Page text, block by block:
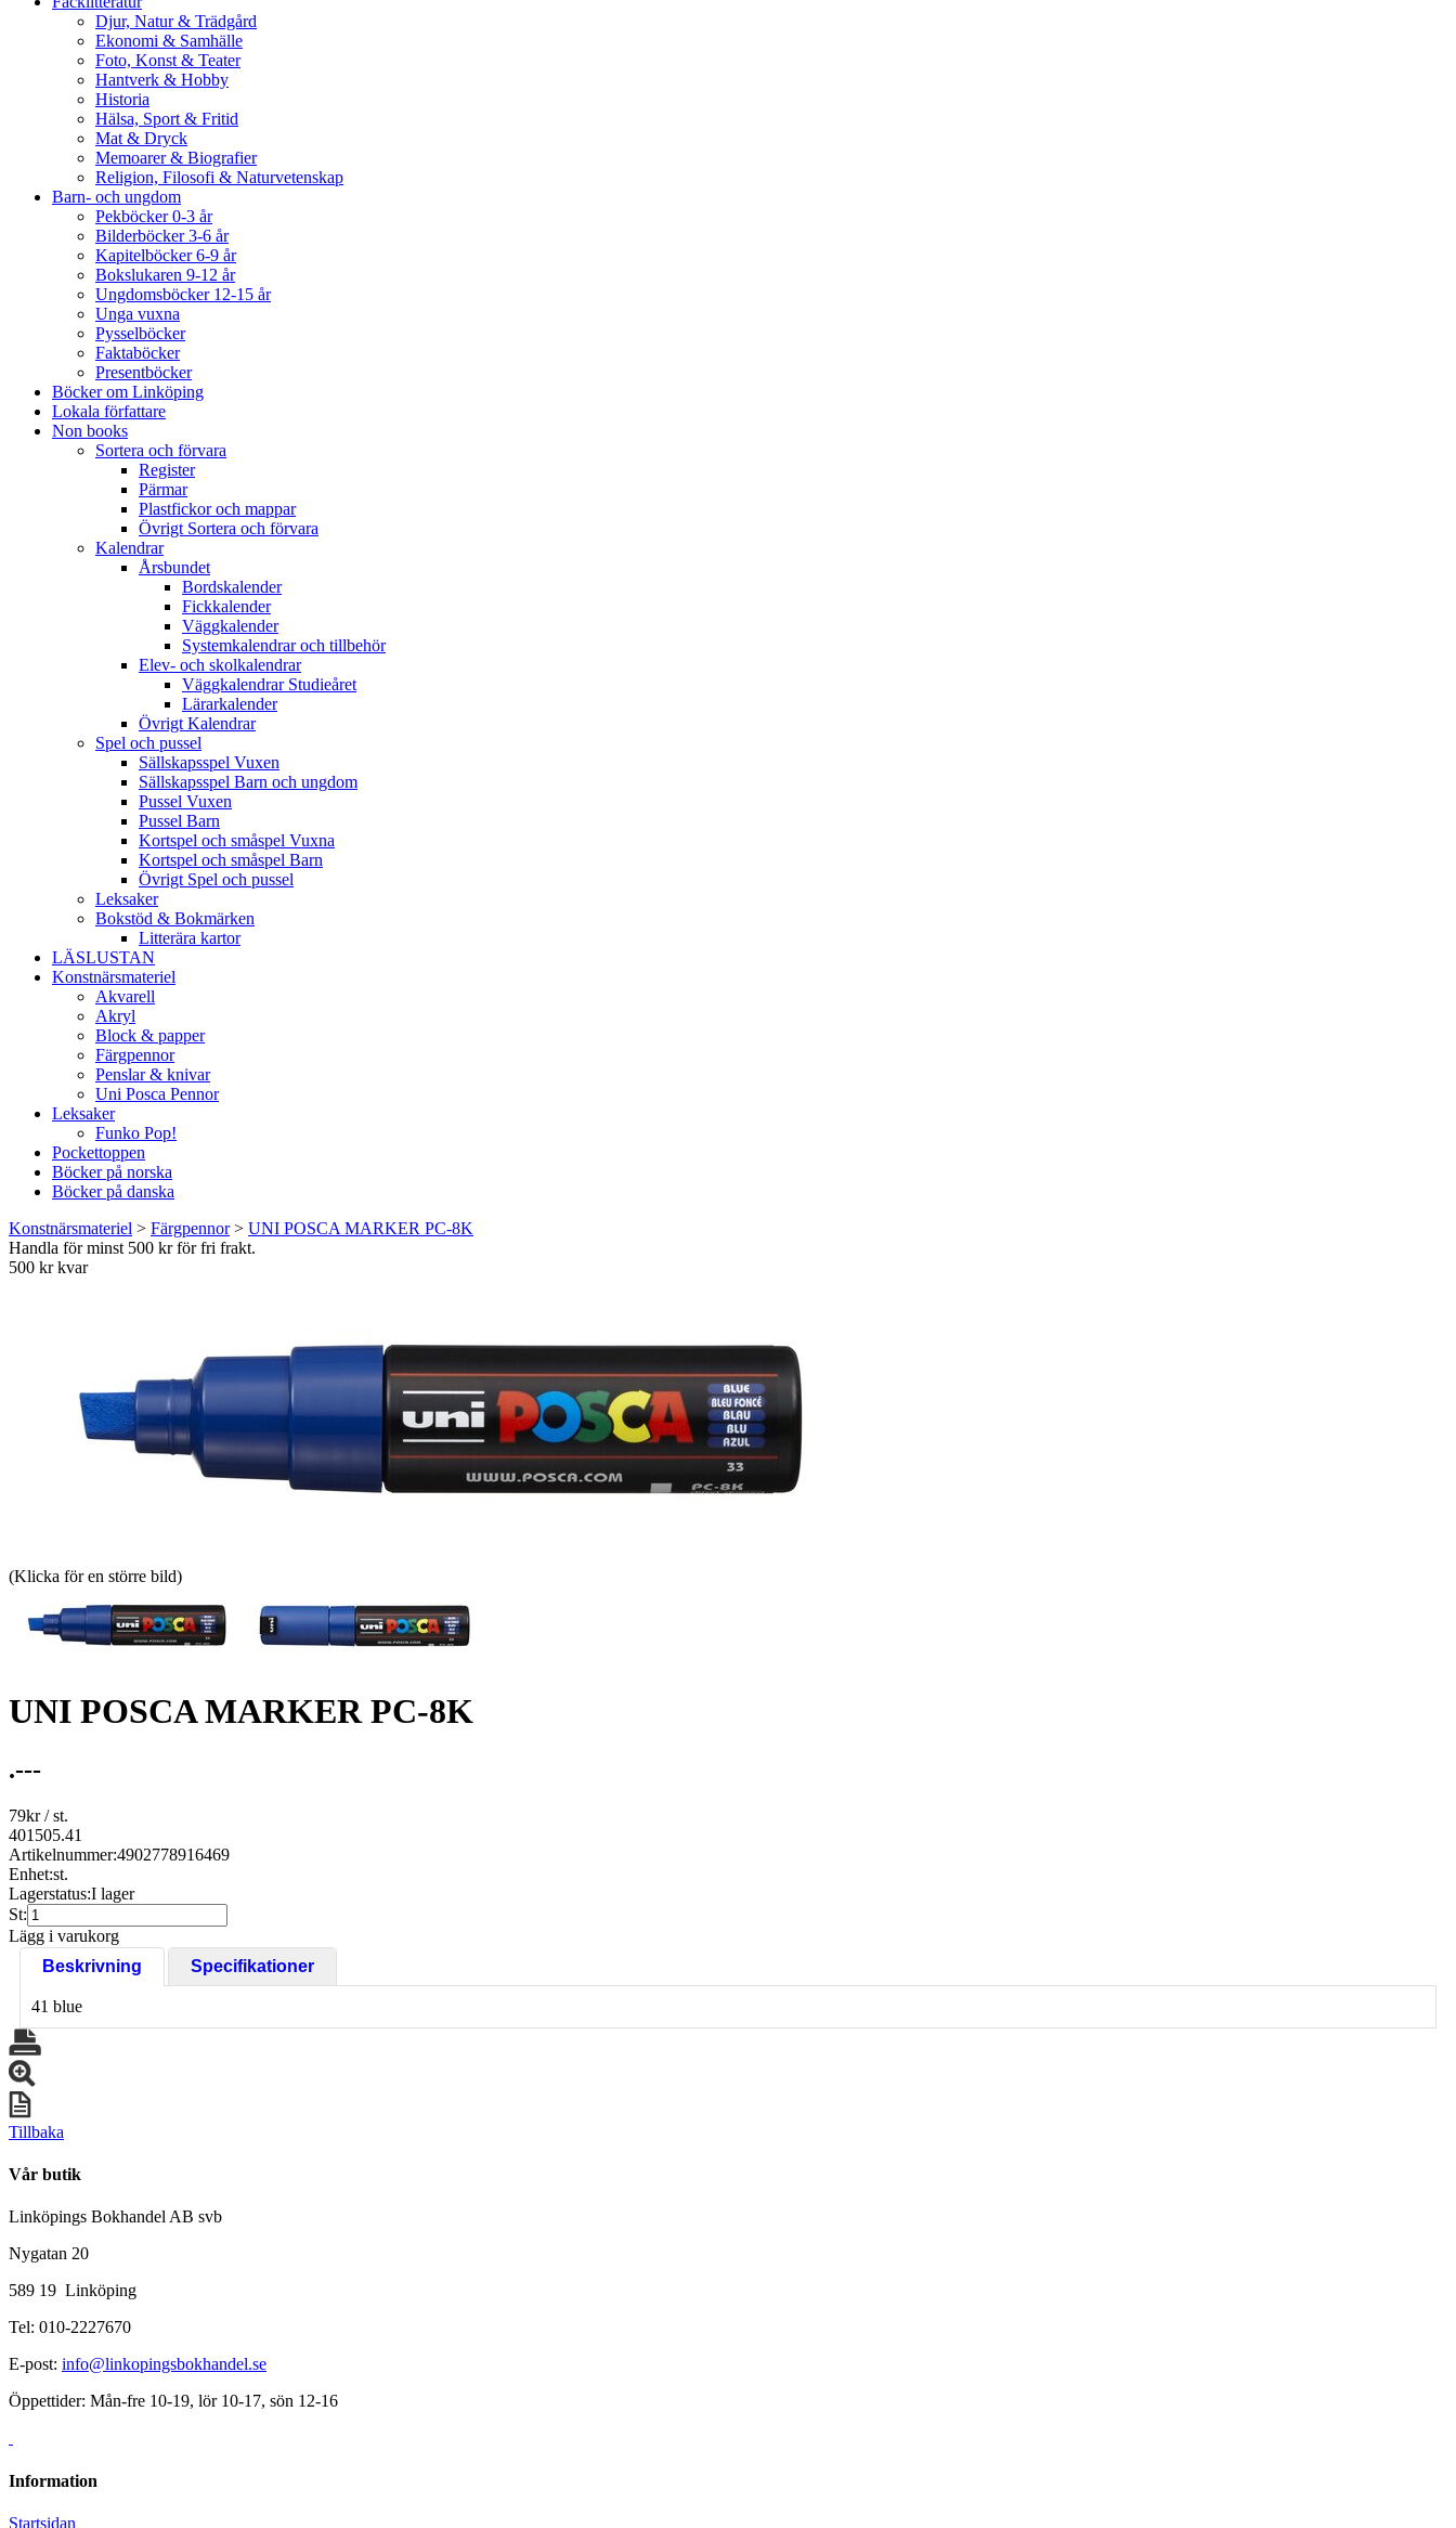
Djur, Natur & Trädgård
Ekonomi & Samhälle
Foto, Konst & Teater
Hantverk & Hobby
Historia
Hälsa, Sport & Fritid
Mat & Dryck
Memoarer & Biografier
Religion, Filosofi & Naturvetenskap
Barn- och ungdom
Pekböcker 0-3 år
Bilderböcker 3-6 år
Kapitelböcker 6-9 år
Bokslukaren 9-12 år
Ungdomsböcker 12-15 år
Unga vuxna
Pysselböcker
Faktaböcker
Presentböcker
Böcker om Linköping
Lokala författare
Non books
Sortera och förvara
Register
Pärmar
Plastfickor och mappar
Övrigt Sortera och förvara
Kalendrar
Årsbundet
Bordskalender
Fickkalender
Väggkalender
Systemkalendrar och tillbehör
Elev- och skolkalendrar
Väggkalendrar Studieåret
Lärarkalender
Övrigt Kalendrar
Spel och pussel
Sällskapsspel Vuxen
Sällskapsspel Barn och ungdom
Pussel Vuxen
Pussel Barn
Kortspel och småspel Vuxna
Kortspel och småspel Barn
Övrigt Spel och pussel
Leksaker
Bokstöd & Bokmärken
Litterära kartor
LÄSLUSTAN
Konstnärsmateriel
Akvarell
Akryl
Block & papper
Färgpennor
Penslar & knivar
Uni Posca Pennor
Leksaker
Funko Pop!
Pockettoppen
Böcker på norska
Böcker på danska
Konstnärsmateriel > Färgpennor> UNI POSCA MARKER PC-8K
Handla för minst 500 kr för fri frakt.
500 kr kvar
(Klicka för en större bild)
UNI POSCA MARKER PC-8K
.---
79kr/ st.
401505.41
Artikelnummer:4902778916469
Enhet:st.
Lagerstatus:I lager
St:
Lägg i varukorg
Beskrivning
Specifikationer
41 blue
Tillbaka
Vår butik
Linköpings Bokhandel AB svb
Nygatan 20
589 19 Linköping
Tel: 010-2227670
E-post: info@linkopingsbokhandel.se
Öppettider: Mån-fre 10-19, lör 10-17, sön 12-16
Information
Startsidan